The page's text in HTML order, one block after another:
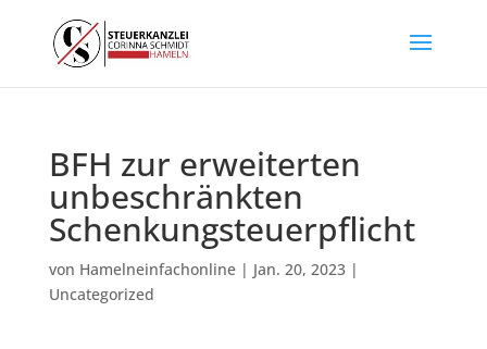
BFH zur erweiterten
unbeschränkten
Schenkungsteuerpflicht
von Hamelneinfachonline| Jan. 20, 2023|
Uncategorized